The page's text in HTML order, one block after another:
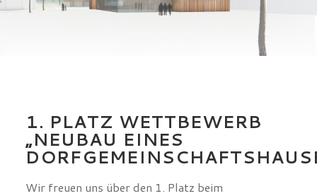
1. PLATZ WETTBEWERB
„NEUBAU EINES
Wir freuen uns über den 1. Platz beim